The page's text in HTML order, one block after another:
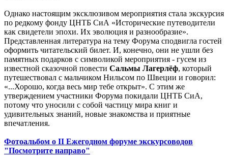
Однако настоящим эксклюзивом мероприятия стала экскурсия
по редкому фонду ЦНТБ СиА «Исторические путеводители
как свидетели эпохи. Их эволюция и разнообразие».
Представленная литература на тему Форума сподвигла гостей
оформить читательский билет. И, конечно, они не ушли без
памятных подарков с символикой мероприятия - гусем из
известной сказочной повести Сальмы Лагерлёф, который
путешествовал с мальчиком Нильсом по Швеции и говорил:
«...Хорошо, когда весь мир тебе открыт». С этим же
утверждением участники Форума покидали ЦНТБ СиА,
потому что уносили с собой частицу мира книг и
удивительных знаний, новые знакомства и приятные
впечатления.
Фотоальбом о II Ежегодном форуме экскурсоводов
"Посмотрите направо"